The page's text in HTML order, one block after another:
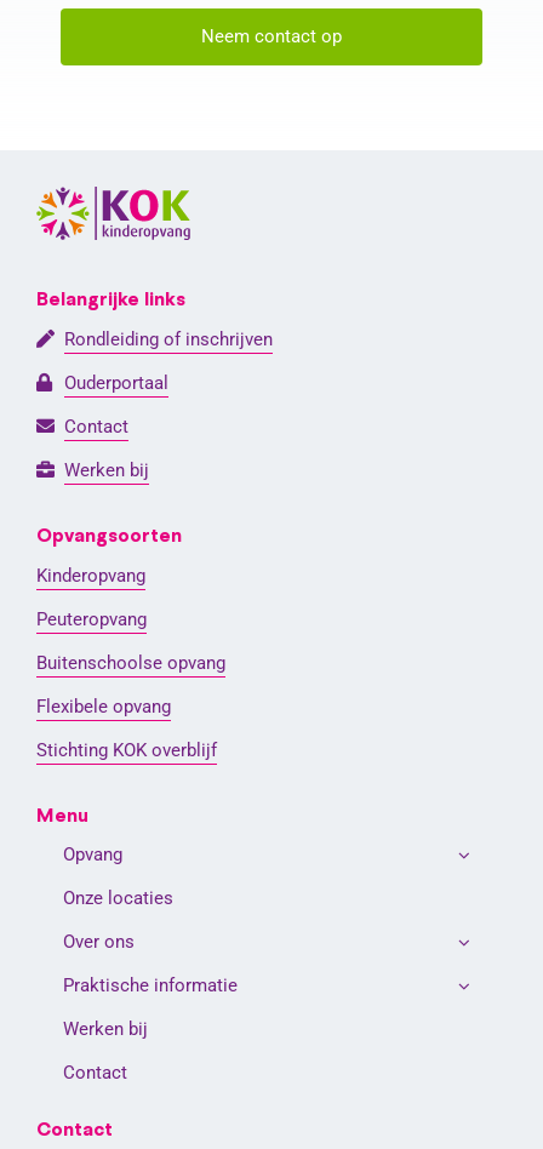
Neem contact op
Belangrijke links
Rondleiding of inschrijven
Ouderportaal
Contact
Werken bij
Opvangsoorten
Kinderopvang
Peuteropvang
Buitenschoolse opvang
Flexibele opvang
Stichting KOK overblijf
Menu
Opvang
Onze locaties
Over ons
Praktische informatie
Werken bij
Contact
Contact